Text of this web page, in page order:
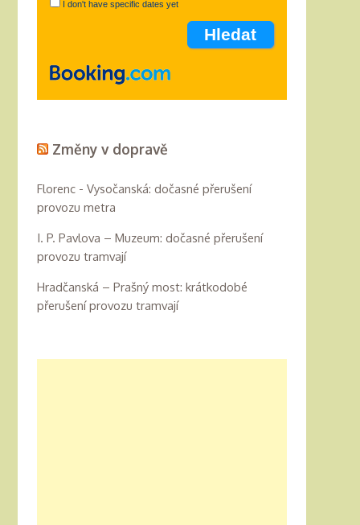
I don't have specific dates yet
Změny v dopravě
Florenc - Vysočanská: dočasné přerušení
provozu metra
I. P. Pavlova – Muzeum: dočasné přerušení
provozu tramvají
Hradčanská – Prašný most: krátkodobé
přerušení provozu tramvají